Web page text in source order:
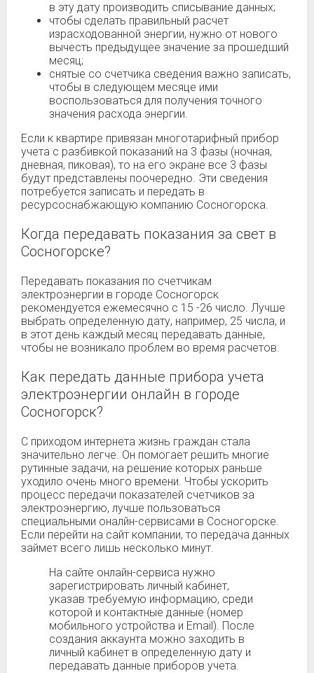
в эту дату производить списывание данных;
чтобы сделать правильный расчет
израсходованной энергии, нужно от нового
вычесть предыдущее значение за прошедший
месяц;
снятые со счетчика сведения важно записать,
чтобы в следующем месяце ими
воспользоваться для получения точного
значения расхода энергии.
Если к квартире привязан многотарифный прибор
учета с разбивкой показаний на 3 фазы (ночная,
дневная, пиковая), то на его экране все 3 фазы
будут представлены поочередно. Эти сведения
потребуется записать и передать в
ресурсоснабжающую компанию Сосногорска.
Когда передавать показания за свет в
Сосногорске?
Передавать показания по счетчикам
электроэнергии в городе Сосногорск
рекомендуется ежемесячно с 15 -26 число. Лучше
выбрать определенную дату, например, 25 числа, и
в этот день каждый месяц передавать данные,
чтобы не возникало проблем во время расчетов.
Как передать данные прибора учета
электроэнергии онлайн в городе
Сосногорск?
С приходом интернета жизнь граждан стала
значительно легче. Он помогает решить многие
рутинные задачи, на решение которых раньше
уходило очень много времени. Чтобы ускорить
процесс передачи показателей счетчиков за
электроэнергию, лучше пользоваться
специальными оналйн-сервисами в Сосногорске.
Если перейти на сайт компании, то передача данных
займет всего лишь несколько минут.
На сайте онлайн-сервиса нужно
зарегистрировать личный кабинет,
указав требуемую информацию, среди
которой и контактные данные (номер
мобильного устройства и Email). После
создания аккаунта можно заходить в
личный кабинет в определенную дату и
передавать данные приборов учета.